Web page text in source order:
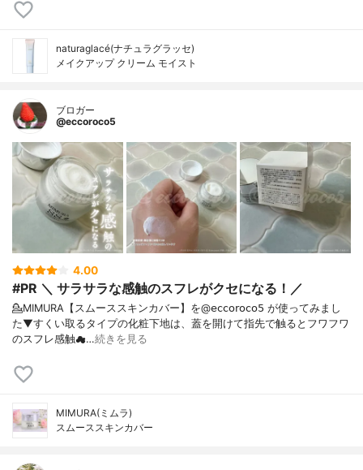
naturaglacé(ナチュラグラッセ)
メイクアップ クリーム モイスト
ブロガー
@eccoroco5
4.00
#PR ＼ サラサラな感触のスフレがクセになる！／
💁MIMURA【スムーススキンカバー】を@𝖾𝖼𝖼𝗈𝗋𝗈𝖼𝗈𝟧 が使ってみまし
た⁡⁡▼⁡すくい取るタイプの化粧下地は、蓋を開けて指先で触るとフワフワ
のスフレ感触☁…続きを見る
MIMURA(ミムラ)
スムーススキンカバー